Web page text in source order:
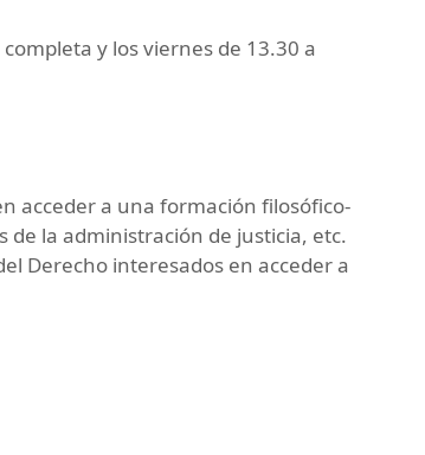
y los viernes de 13.30 a
acceder a una formación filosófico-
de la administración de justicia, etc.
Derecho interesados en acceder a